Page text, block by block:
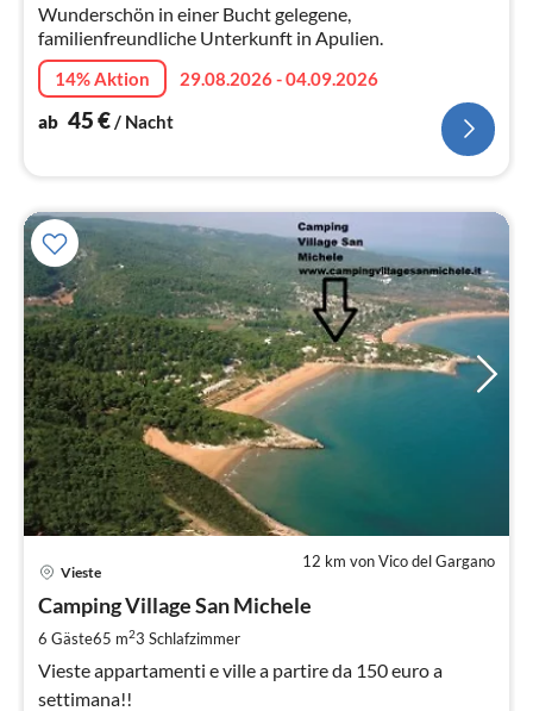
Wunderschön in einer Bucht gelegene,
familienfreundliche Unterkunft in Apulien.
14% Aktion
29.08.2026 - 04.09.2026
ab 45€ / Nacht
12 km von Vico del Gargano
Vieste
Camping Village San Michele
6 Gäste65 m23 Schlafzimmer
Vieste appartamenti e ville a partire da 150 euro a
settimana!!